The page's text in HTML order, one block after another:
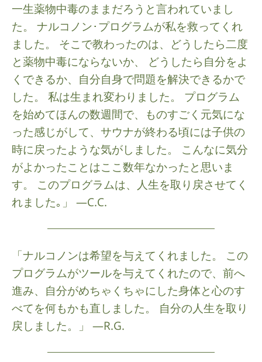
一生薬物中毒のままだろうと言われていまし
た。 ナルコノン･プログラムが私を救ってくれ
ました。 そこで教わったのは、どうしたら二度
と薬物中毒にならないか、 どうしたら自分をよ
くできるか、自分自身で問題を解決できるかで
した。 私は生まれ変わりました。 プログラム
を始めてほんの数週間で、ものすごく元気にな
った感じがして、サウナが終わる頃には子供の
時に戻ったような気がしました。 こんなに気分
がよかったことはここ数年なかったと思いま
す。 このプログラムは、人生を取り戻させてく
れました｡」 —C.C.
「ナルコノンは希望を与えてくれました。 この
プログラムがツールを与えてくれたので、前へ
進み、自分がめちゃくちゃにした身体と心のす
べてを何もかも直しました。 自分の人生を取り
戻しました。」 —R.G.